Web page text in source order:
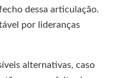
dessa articulação.
por lideranças
alternativas, caso